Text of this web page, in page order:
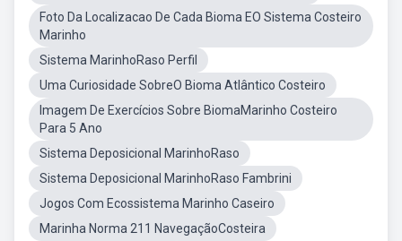
Foto Da Localizacao De Cada Bioma EO Sistema Costeiro
Marinho
Sistema MarinhoRaso Perfil
Uma Curiosidade SobreO Bioma Atlântico Costeiro
Imagem De Exercícios Sobre BiomaMarinho Costeiro
Para 5 Ano
Sistema Deposicional MarinhoRaso
Sistema Deposicional MarinhoRaso Fambrini
Jogos Com Ecossistema Marinho Caseiro
Marinha Norma 211 NavegaçãoCosteira